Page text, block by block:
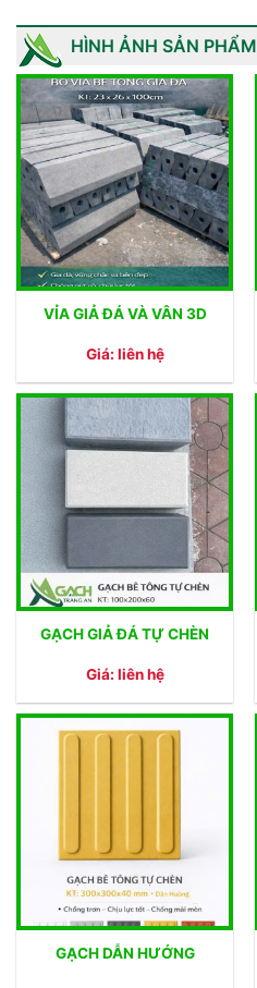
HÌNH ẢNH SẢN PHẨM
VỈA GIẢ ĐÁ VÀ VÂN 3D
Giá: liên hệ
GẠCH GIẢ ĐÁ TỰ CHÈN
Giá: liên hệ
GẠCH DẪN HƯỚNG